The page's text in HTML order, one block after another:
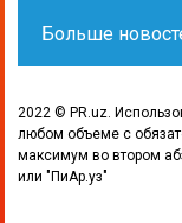
Больше
2022 © PR.uz.
любом объеме с
максимум во втором
или "ПиАр.уз"